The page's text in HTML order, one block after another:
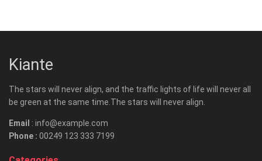
Kiante
The stars will never align, and the traffic lights of life will never all
be green at the same time.The stars will never align.
Email : info@example.com
Phone : 00249 123 333 7199